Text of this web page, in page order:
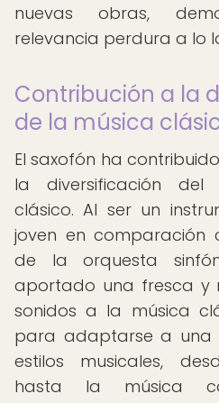
nuevas obras,
relevancia perdura a lo
Contribución a la
de la música
El saxofón ha
la diversificación del
clásico. Al ser un
joven en comparación
de la orquesta
aportado una fresca y
sonidos a la música
para adaptarse a una
estilos musicales,
hasta la música